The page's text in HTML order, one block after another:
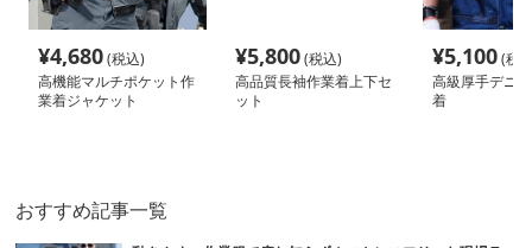
¥4,680(税込)
高機能マルチポケット作
業着ジャケット
¥5,800(税込)
高品質長袖作業着上下セ
ット
¥5,100(税
高級厚手デニ
着
おすすめ記事一覧